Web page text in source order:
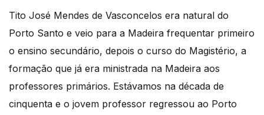
Tito José Mendes de Vasconcelos era natural do
Porto Santo e veio para a Madeira frequentar primeiro
o ensino secundário, depois o curso do Magistério, a
formação que já era ministrada na Madeira aos
professores primários. Estávamos na década de
cinquenta e o jovem professor regressou ao Porto